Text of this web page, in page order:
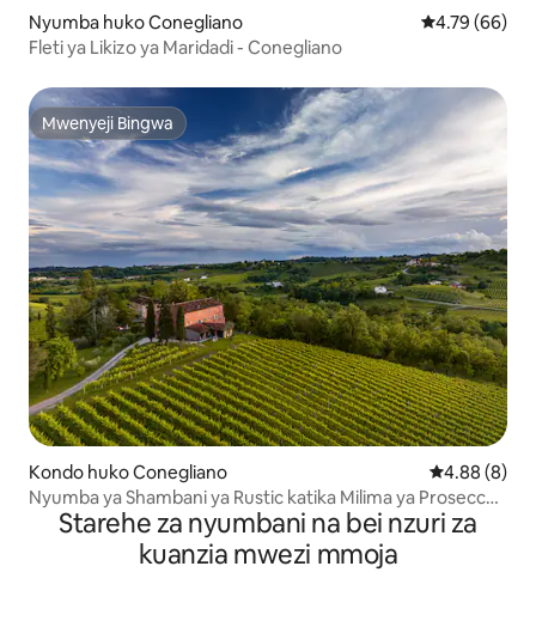
Nyumba huko Conegliano Ukadiriaji wa
4.79 (66)
Fleti ya Likizo ya Maridadi - Conegliano
Mwenyeji Bingwa
Mwenyeji Bingwa
Kondo huko Conegliano Ukadiriaji
4.88 (8)
Nyumba ya Shambani ya Rustic katika Milima ya Prosecco
Starehe za nyumbani na bei nzuri za
kuanzia mwezi mmoja